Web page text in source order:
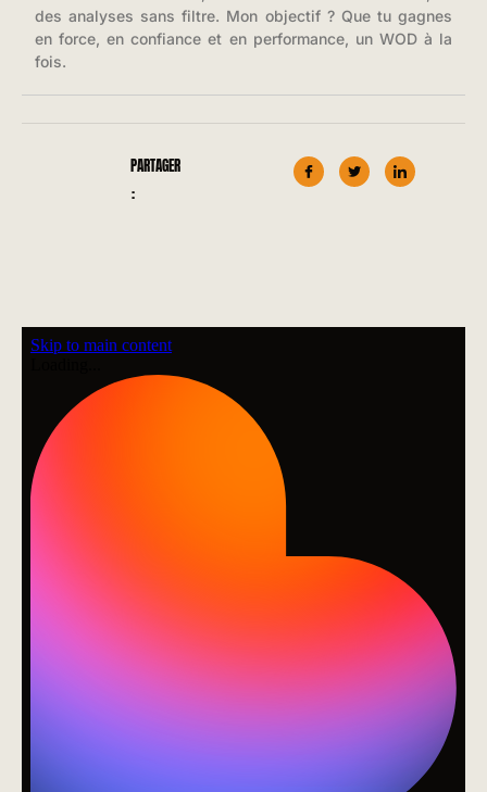
des analyses sans filtre. Mon objectif ? Que tu gagnes
en force, en confiance et en performance, un WOD à la
fois.
PARTAGER
: